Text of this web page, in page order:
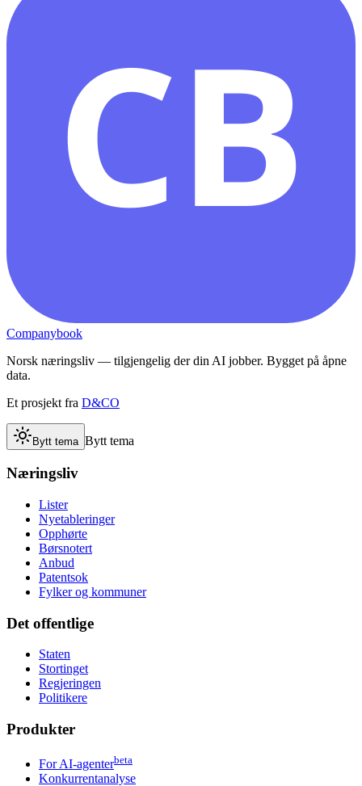
CB
Companybook
Norsk næringsliv — tilgjengelig der din AI jobber. Bygget på åpne
data.
Et prosjekt fra D&CO
Bytt tema Bytt tema
Næringsliv
Lister
Nyetableringer
Opphørte
Børsnotert
Anbud
Patentsok
Fylker og kommuner
Det offentlige
Staten
Stortinget
Regjeringen
Politikere
Produkter
For AI-agenterbeta
Konkurrentanalyse